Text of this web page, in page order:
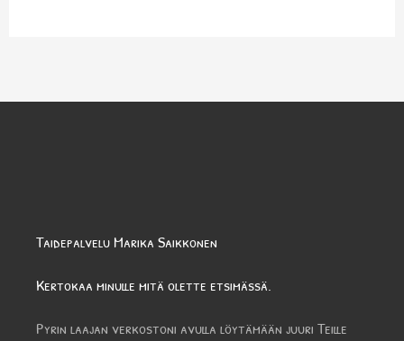
Taidepalvelu Marika Saikkonen
Kertokaa minulle mitä olette etsimässä.
Pyrin laajan verkostoni avulla löytämään juuri Teille